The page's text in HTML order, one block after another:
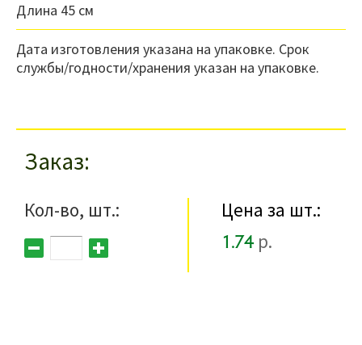
Длина 45 см
Дата изготовления указана на упаковке. Срок
службы/годности/хранения указан на упаковке.
Заказ
Кол-во, шт.:
Цена за шт.:
1.74 р.